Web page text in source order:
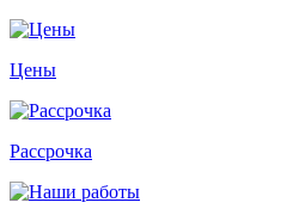
Цены
Рассрочка